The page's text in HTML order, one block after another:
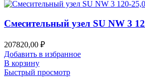
Смесительный узел SU NW 3
207820,00 ₽
Добавить в избранное
В корзину
Быстрый просмотр